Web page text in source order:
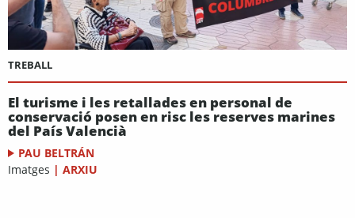
TREBALL
El turisme i les retallades en personal de
conservació posen en risc les reserves marines
del País Valencià
PAU BELTRÁN
Imatges | ARXIU